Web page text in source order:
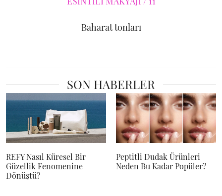
Baharat tonları
SON HABERLER
REFY Nasıl Küresel Bir
Güzellik Fenomenine
Dönüştü?
Peptitli Dudak Ürünleri
Neden Bu Kadar Popüler?